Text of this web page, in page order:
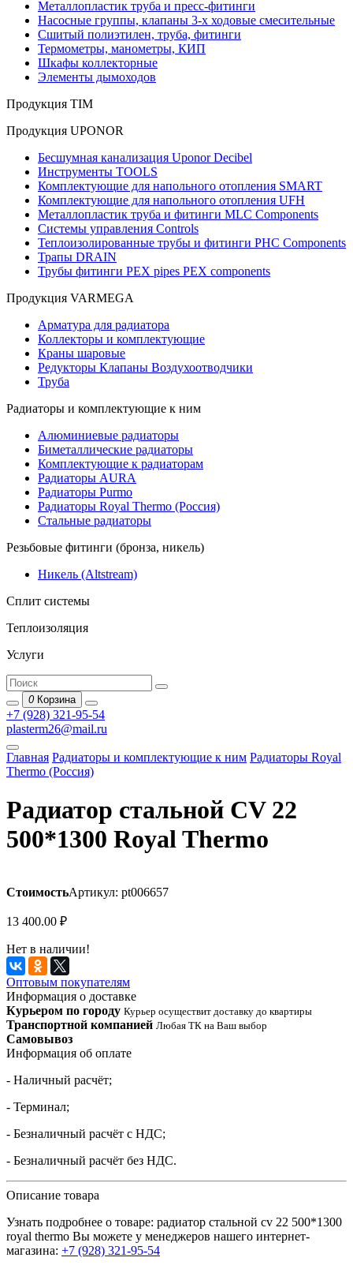
Металлопластик труба и пресс-фитинги
Насосные группы, клапаны 3-х ходовые смесительные
Сшитый полиэтилен, труба, фитинги
Термометры, манометры, КИП
Шкафы коллекторные
Элементы дымоходов
Продукция TIM
Продукция UPONOR
Бесшумная канализация Uponor Decibel
Инструменты TOOLS
Комплектующие для напольного отопления SMART
Комплектующие для напольного отопления UFH
Металлопластик труба и фитинги MLC Components
Системы управления Controls
Теплоизолированные трубы и фитинги PHC Components
Трапы DRAIN
Трубы фитинги PEX pipes PEX components
Продукция VARMEGA
Арматура для радиатора
Коллекторы и комплектующие
Краны шаровые
Редукторы Клапаны Воздухоотводчики
Труба
Радиаторы и комплектующие к ним
Алюминиевые радиаторы
Биметаллические радиаторы
Комплектующие к радиаторам
Радиаторы AURA
Радиаторы Purmo
Радиаторы Royal Thermo (Россия)
Стальные радиаторы
Резьбовые фитинги (бронза, никель)
Никель (Altstream)
Сплит системы
Теплоизоляция
Услуги
0 Корзина
+7 (928) 321-95-54
plasterm26@mail.ru
Главная Радиаторы и комплектующие к ним Радиаторы Royal
Thermo (Россия)
Радиатор стальной СV 22
500*1300 Royal Thermo
СтоимостьАртикул: pt006657
13 400.00 ₽
Нет в наличии!
Оптовым покупателям
Информация о доставке
Курьером по городу Курьер осуществит доставку до квартиры
Транспортной компанией Любая ТК на Ваш выбор
Самовывоз
Информация об оплате
- Наличный расчёт;
- Терминал;
- Безналичный расчёт с НДС;
- Безналичный расчёт без НДС.
Описание товара
Узнать подробнее о товаре: радиатор стальной сv 22 500*1300
royal thermo Вы можете у менеджеров нашего интернет-
магазина: +7 (928) 321-95-54